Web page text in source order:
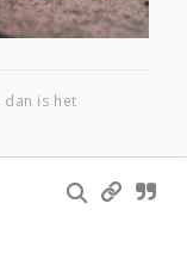
is het